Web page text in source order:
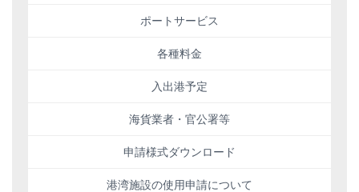
ポートサービス
各種料金
入出港予定
海貨業者・官公署等
申請様式ダウンロード
港湾施設の使用申請について